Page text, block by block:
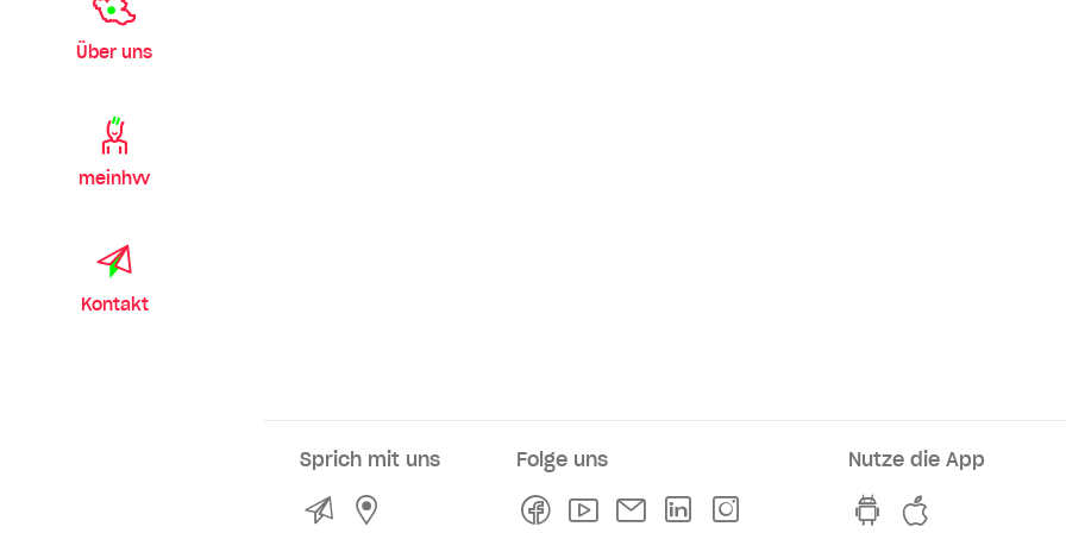
Über uns
meinhvv
Kontakt
Sprich mit uns
KontaktService- und Verkaufsstellen
Folge uns
FacebookYoutubeNewsletterLinkedln
Nutze die App
hvv switch App